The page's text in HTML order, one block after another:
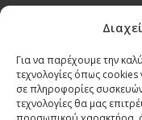
Για να παρέχουμε την
τεχνολογίες όπως
σε πληροφορίες
τεχνολογίες θα μας
Παπαναστασίου 209,
Τηλ:231 030 9709,
Email:
Email: